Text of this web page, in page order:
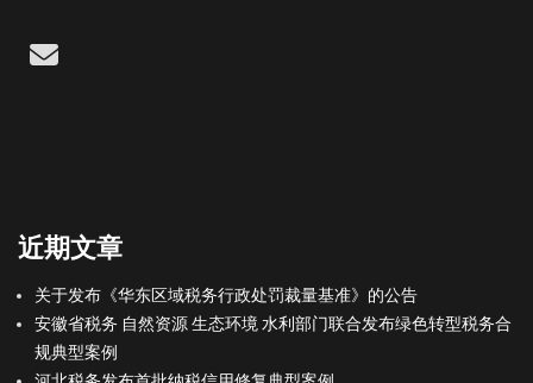
Email
近期文章
关于发布《华东区域税务行政处罚裁量基准》的公告
安徽省税务 自然资源 生态环境 水利部门联合发布绿色转型税务合
规典型案例